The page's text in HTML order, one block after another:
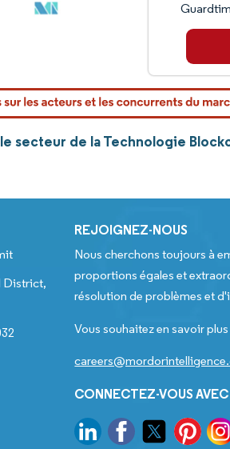
secteur de la Technologie
District,
REJOIGNEZ-NOUS
Nous cherchons toujours à
proportions égales et
résolution de problèmes et
Vous souhaitez en savoir
CONNECTEZ-VOUS